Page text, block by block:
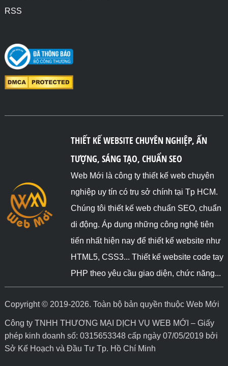
RSS
THIẾT KẾ WEBSITE CHUYÊN NGHIỆP, ẤN
TƯỢNG, SÁNG TẠO, CHUẨN SEO
Web Mới là công ty thiết kế web chuyên
nghiệp uy tín có trụ sở chính tại Tp HCM.
Chúng tôi thiết kế web chuẩn SEO, chuẩn
di động. Áp dụng những công nghệ tiên
tiến nhất hiện nay để thiết kế website như
HTML5, CSS3... Thiết kế website code tay
PHP theo yêu cầu giao diện, chức năng...
Copyright © 2019-2026. Toàn bộ bản quyền thuộc Web Mới
Công ty TNHH THƯƠNG MẠI DỊCH VỤ WEB MỚI – Giấy
phép kinh doanh số: 0315653348 cấp ngày 07/05/2019 bởi
Sở Kế Hoạch và Đầu Tư Tp. Hồ Chí Minh